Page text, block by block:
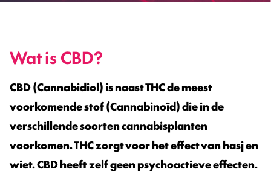
Wat is CBD?
CBD (Cannabidiol) is naast THC de meest
voorkomende stof (Cannabinoïd) die in de
verschillende soorten cannabisplanten
voorkomen. THC zorgt voor het effect van hasj en
wiet. CBD heeft zelf geen psychoactieve effecten.